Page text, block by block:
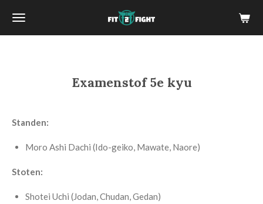
Ga
Examenstof 5e kyu
Standen:
Moro Ashi Dachi (Ido-geiko, Mawate, Naore)
Stoten:
Shotei Uchi (Jodan, Chudan, Gedan)